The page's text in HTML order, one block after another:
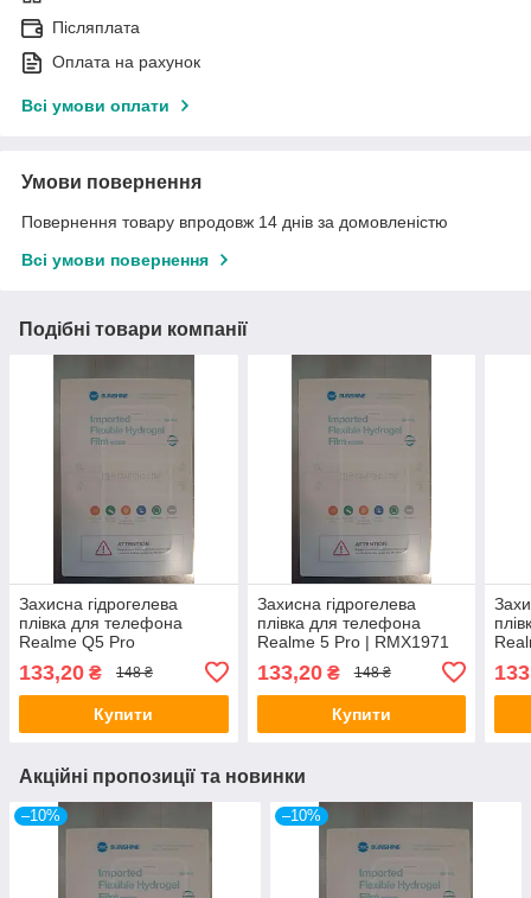
Післяплата
Оплата на рахунок
Всі умови оплати
Умови повернення
Повернення товару впродовж 14 днів за домовленістю
Всі умови повернення
Подібні товари компанії
Захисна гідрогелева
плівка для телефона
Realme Q5 Pro
133,20 ₴ 148 ₴
Купити
Захисна гідрогелева
плівка для телефона
Realme 5 Pro | RMX1971
133,20₴ 148 ₴
Купити
Акційні пропозиції та новинки
–10% –10%